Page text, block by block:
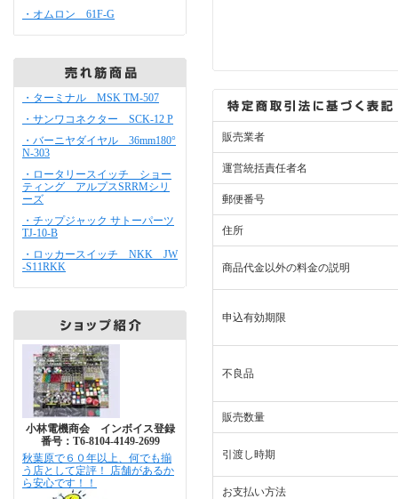
・オムロン 61F-G
・ターミナル MSK TM-507
・サンワコネクター SCK-12 P
・バーニヤダイヤル 36mm180°
N-303
・ロータリースイッチ ショー
ティング アルプスSRRMシリ
ーズ
・チップジャック サトーパーツ
TJ-10-B
・ロッカースイッチ NKK JW
-S11RKK
小林電機商会 インボイス登録
番号：T6-8104-4149-2699
秋葉原で６０年以上、何でも揃
う店として定評！ 店舗があるか
ら安心です！！
販売業者
運営統括責任者名
郵便番号
住所
商品代金以外の料金の説明
申込有効期限
不良品
販売数量
引渡し時期
お支払い方法